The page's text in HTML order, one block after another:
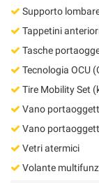
Supporto
Tappetini
Tasche
Tecnologia OCU
Tire Mobility Set
Vano
Vano
Vetri atermici
Volante